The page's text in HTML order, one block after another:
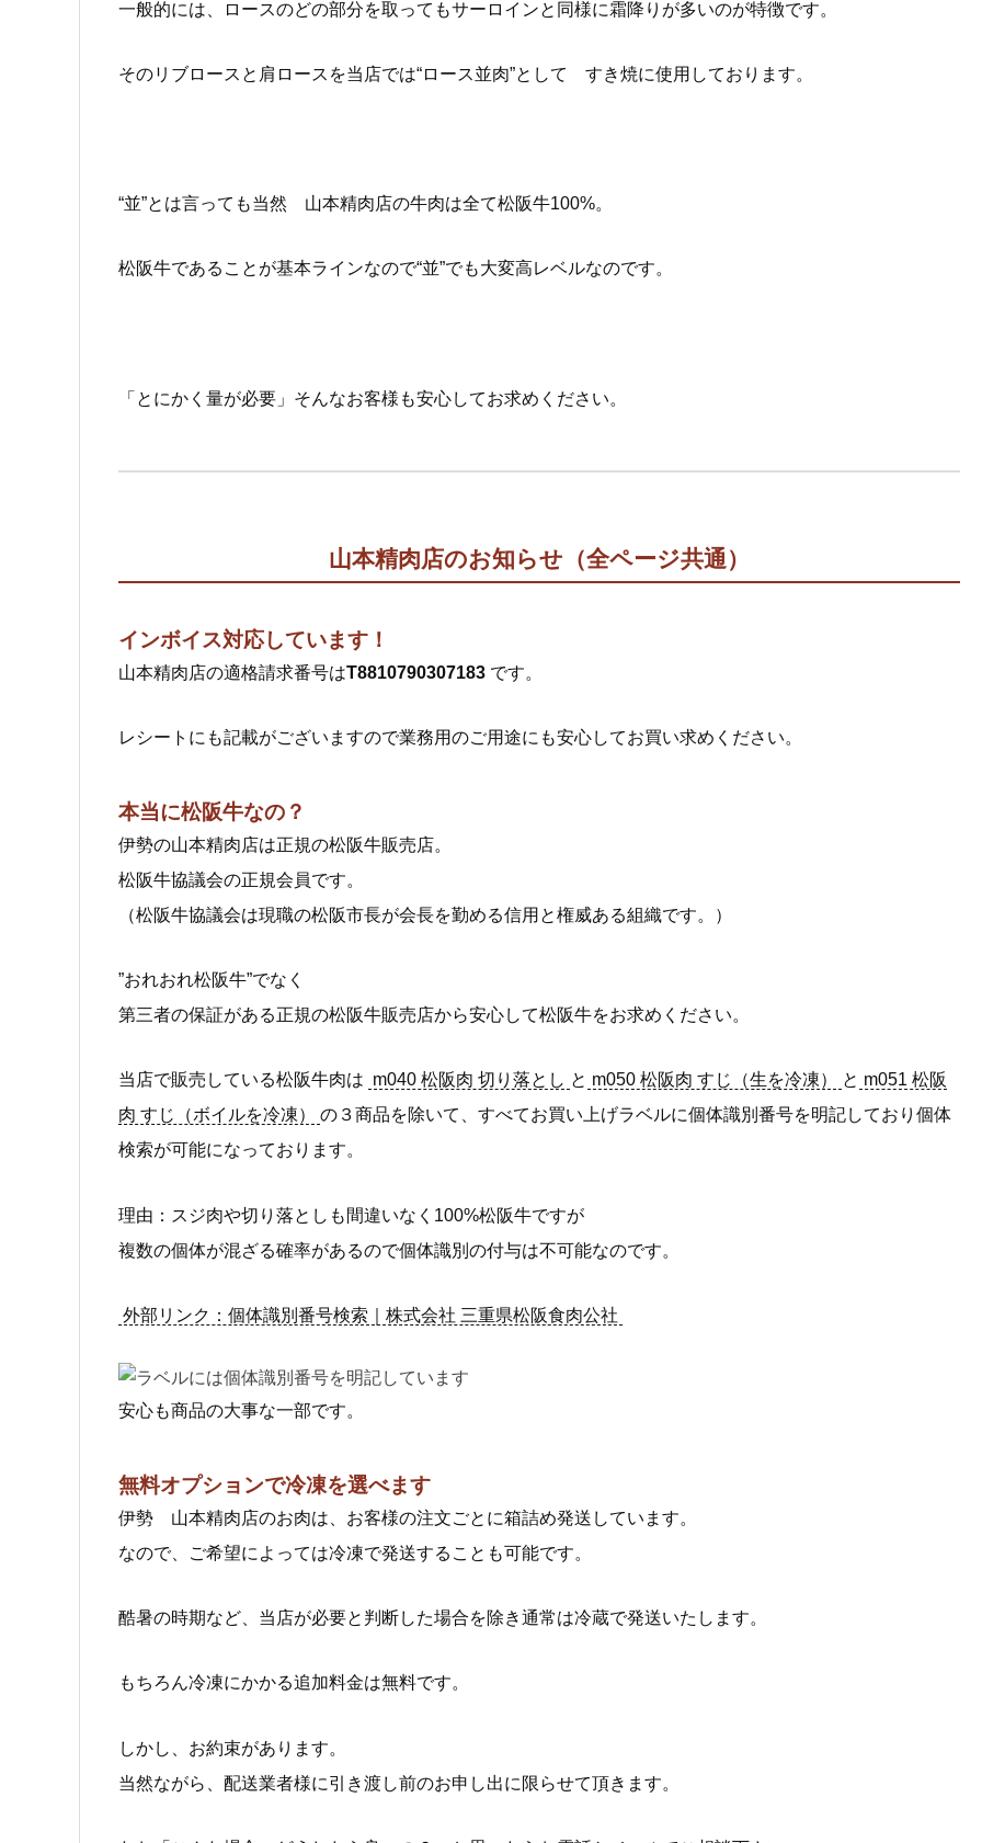
一般的には、ロースのどの部分を取ってもサーロインと同様に霜降りが多いのが特徴です。
そのリブロースと肩ロースを当店では“ロース並肉”として すき焼に使用しております。
“並”とは言っても当然 山本精肉店の牛肉は全て松阪牛100%。
松阪牛であることが基本ラインなので“並”でも大変高レベルなのです。
「とにかく量が必要」そんなお客様も安心してお求めください。
山本精肉店のお知らせ（全ページ共通）
インボイス対応しています！
山本精肉店の適格請求番号はT8810790307183 です。
レシートにも記載がございますので業務用のご用途にも安心してお買い求めください。
本当に松阪牛なの？
伊勢の山本精肉店は正規の松阪牛販売店。
松阪牛協議会の正規会員です。
（松阪牛協議会は現職の松阪市長が会長を勤める信用と権威ある組織です。）
”おれおれ松阪牛”でなく
第三者の保証がある正規の松阪牛販売店から安心して松阪牛をお求めください。
当店で販売している松阪牛肉は m040 松阪肉 切り落とし と m050 松阪肉 すじ（生を冷凍） と m051 松阪
肉 すじ（ボイルを冷凍）
の３商品を除いて、すべてお買い上げラベルに個体識別番号を明記しており個体
検索が可能になっております。
理由：スジ肉や切り落としも間違いなく100%松阪牛ですが
複数の個体が混ざる確率があるので個体識別の付与は不可能なのです。
外部リンク：個体識別番号検索｜株式会社 三重県松阪食肉公社
安心も商品の大事な一部です。
無料オプションで冷凍を選べます
伊勢 山本精肉店のお肉は、お客様の注文ごとに箱詰め発送しています。
なので、ご希望によっては冷凍で発送することも可能です。
酷暑の時期など、当店が必要と判断した場合を除き通常は冷蔵で発送いたします。
もちろん冷凍にかかる追加料金は無料です。
しかし、お約束があります。
当然ながら、配送業者様に引き渡し前のお申し出に限らせて頂きます。